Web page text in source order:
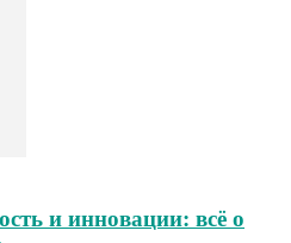
и инновации: всё о